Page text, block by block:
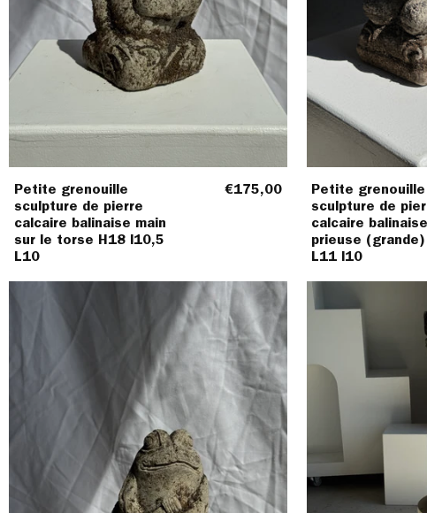
l10,5
L10
Petite grenouille
sculpture de pierre
calcaire balinaise main
sur le torse H18 l10,5
L10
€175,00
Petite grenouille
sculpture de
calcaire balinaise
prieuse
L11 l10
Petite
grenouille
sculpture
pierre
calcaire
balinaise
au
gamelan
H15
L12
l95